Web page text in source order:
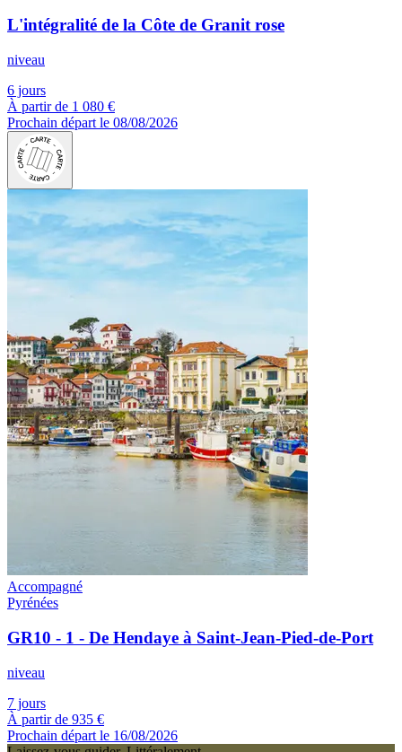
L'intégralité de la Côte de Granit rose
niveau
6 jours
À partir de 1 080 €
Prochain départ le 08/08/2026
Accompagné
Pyrénées
GR10 - 1 - De Hendaye à Saint-Jean-Pied-de-Port
niveau
7 jours
À partir de 935 €
Prochain départ le 16/08/2026